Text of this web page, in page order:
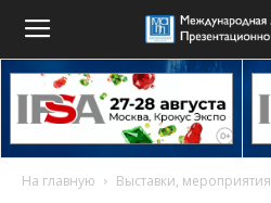
На главную Выставки, мероприятия